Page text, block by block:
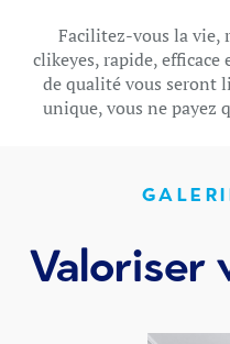
Facilitez-vous la vie,
clikeyes, rapide,
de qualité vous seront
unique, vous ne payez
Valoriser